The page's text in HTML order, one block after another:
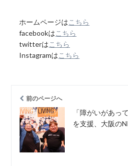
ホームページはこちら
facebookはこちら
twitterはこちら
Instagramはこちら
前のページへ
「障がいがあっ
を支援、大阪の